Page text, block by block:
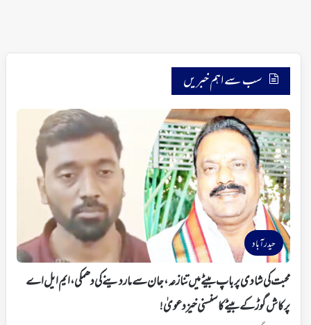
سب سے اہم خبریں
حیدرآباد
محبت کی شادی پر باپ بیٹے میں تنازعہ، جان سے ماردینے کی دھمکی، ایم ایل اے
پرکاش گوڑ کے بیٹے کا سنسنی خیز دعویٰ!